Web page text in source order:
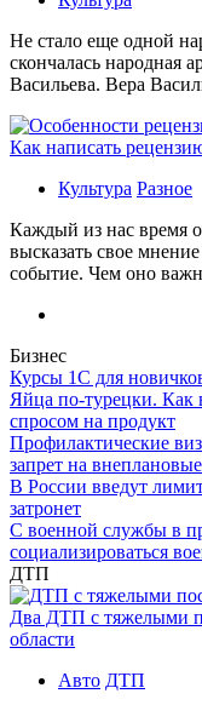
Не стало еще одной
скончалась народная
Васильева. Вера
Как написать
Культура Разное
Каждый из нас время
высказать свое
событие. Чем оно
Бизнес
Курсы 1С для
Яйца по-турецки. Как
спросом на продукт
Профилактические
запрет на
В России введут
затронет
С военной службы в
социализироваться
ДТП
Два ДТП с тяжелыми
области
Авто ДТП